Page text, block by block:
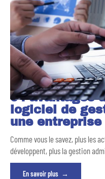
04 avantages
logiciel de
une entreprise
Comme vous le savez, plus les
développent, plus la gestion
En savoir plus